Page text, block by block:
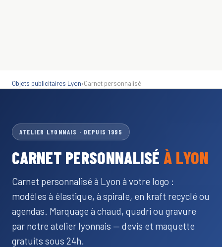
Objets publicitaires Lyon›Carnet personnalisé
ATELIER LYONNAIS · DEPUIS 1995
CARNET PERSONNALISÉ À LYON
Carnet personnalisé à Lyon à votre logo :
modèles à élastique, à spirale, en kraft recyclé ou
agendas. Marquage à chaud, quadri ou gravure
par notre atelier lyonnais — devis et maquette
gratuits sous 24h.